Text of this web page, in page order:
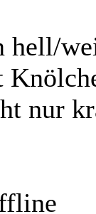
hell/
nur